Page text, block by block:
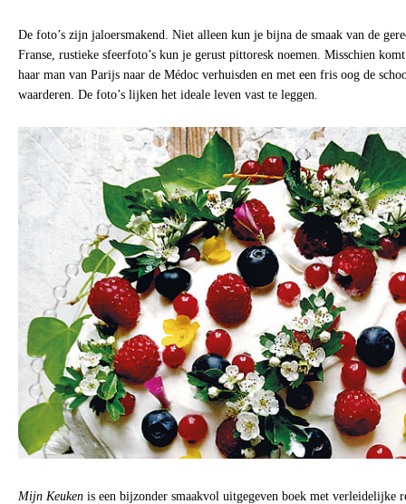
De foto’s zijn jaloersmakend. Niet alleen kun je bijna de smaak van de
Franse, rustieke sfeerfoto’s kun je gerust pittoresk noemen. Misschien
haar man van Parijs naar de Médoc verhuisden en met een fris oog de
waarderen. De foto’s lijken het ideale leven vast te leggen.
Mijn Keuken is een bijzonder smaakvol uitgegeven boek met verleidelijke